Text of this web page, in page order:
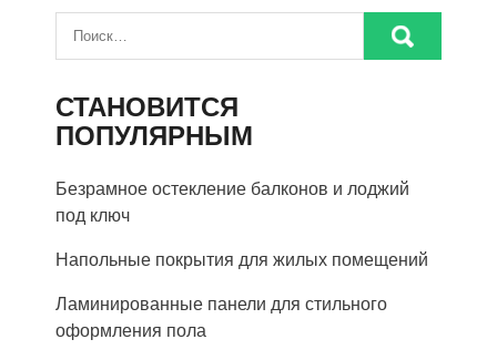
СТАНОВИТСЯ
ПОПУЛЯРНЫМ
Безрамное остекление балконов и лоджий
под ключ
Напольные покрытия для жилых помещений
Ламинированные панели для стильного
оформления пола